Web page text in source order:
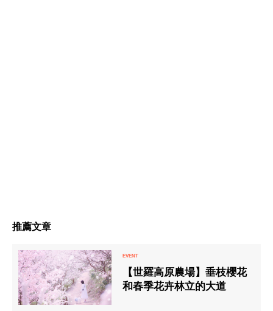
推薦文章
【世羅高原農場】垂枝櫻花
和春季花卉林立的大道